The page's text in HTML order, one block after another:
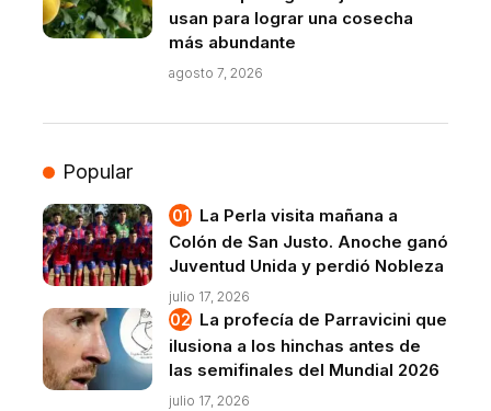
usan para lograr una cosecha
más abundante
agosto 7, 2026
Popular
La Perla visita mañana a
Colón de San Justo. Anoche ganó
Juventud Unida y perdió Nobleza
julio 17, 2026
La profecía de Parravicini que
ilusiona a los hinchas antes de
las semifinales del Mundial 2026
julio 17, 2026